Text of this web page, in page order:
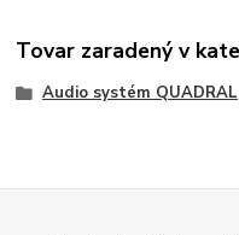
Tovar zaradený v
Audio systém QUADRAL